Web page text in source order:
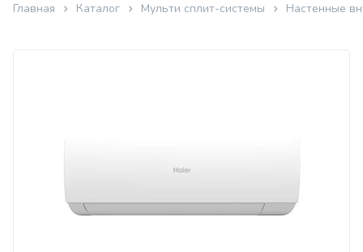
Главная Каталог Мульти сплит-системы Настенные